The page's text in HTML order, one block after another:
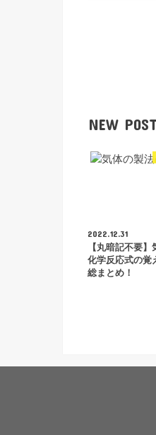
NEW POST
2022.12.31
【丸暗記不要
化学反応式の覚
総まとめ！